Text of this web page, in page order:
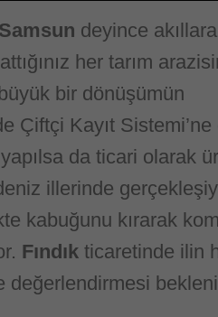
Samsun deyince
her tarım
bir dönüşümün
Çiftçi Kayıt
da ticari olarak
illerinde
kabuğunu kırarak
Fındık ticaretinde ilin
değerlendirmesi